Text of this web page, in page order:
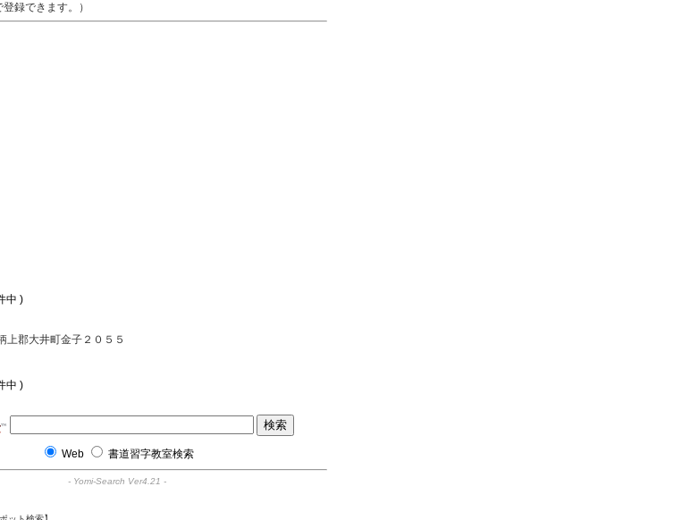
録できます。）
中 )
上郡大井町金子２０５５
中 )
Web 書道習字教室検索
- Yomi-Search Ver4.21 -